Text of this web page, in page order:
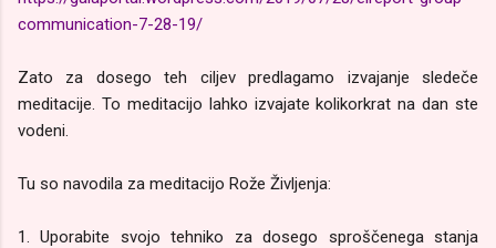
communication-7-28-19/
Zato za dosego teh ciljev predlagamo izvajanje sledeče
meditacije. To meditacijo lahko izvajate kolikorkrat na dan ste
vodeni.
Tu so navodila za meditacijo Rože Življenja:
1. Uporabite svojo tehniko za dosego sproščenega stanja